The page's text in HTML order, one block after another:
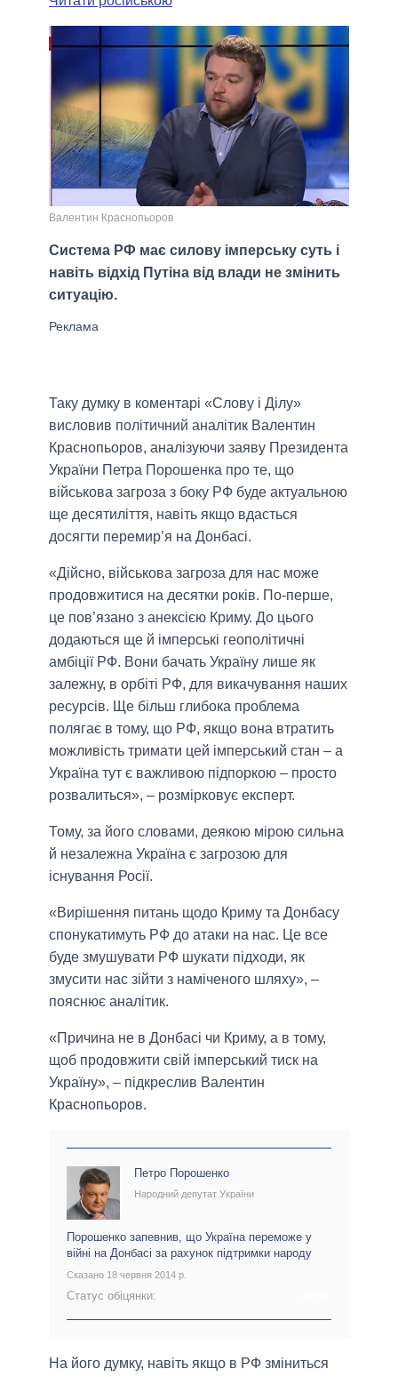
Валентин Краснопьоров
Система РФ має силову імперську суть і
навіть відхід Путіна від влади не змінить
ситуацію.
Таку думку в коментарі «Слову і Ділу»
висловив політичний аналітик Валентин
Краснопьоров, аналізуючи заяву Президента
України Петра Порошенка про те, що
військова загроза з боку РФ буде актуальною
ще десятиліття, навіть якщо вдасться
досягти перемир’я на Донбасі.
«Дійсно, військова загроза для нас може
продовжитися на десятки років. По-перше,
це пов’язано з анексією Криму. До цього
додаються ще й імперські геополітичні
амбіції РФ. Вони бачать Україну лише як
залежну, в орбіті РФ, для викачування наших
ресурсів. Ще більш глибока проблема
полягає в тому, що РФ, якщо вона втратить
можливість тримати цей імперський стан – а
Україна тут є важливою підпоркою – просто
розвалиться», – розмірковує експерт.
Тому, за його словами, деякою мірою сильна
й незалежна Україна є загрозою для
існування Росії.
«Вирішення питань щодо Криму та Донбасу
спонукатимуть РФ до атаки на нас. Це все
буде змушувати РФ шукати підходи, як
змусити нас зійти з наміченого шляху», –
пояснює аналітик.
«Причина не в Донбасі чи Криму, а в тому,
щоб продовжити свій імперський тиск на
Україну», – підкреслив Валентин
Краснопьоров.
Петро Порошенко
Народний депутат України
Порошенко запевнив, що Україна переможе у
війні на Донбасі за рахунок підтримки народу
Сказано 18 червня 2014 р.
Статус обіцянки:
На його думку, навіть якщо в РФ зміниться